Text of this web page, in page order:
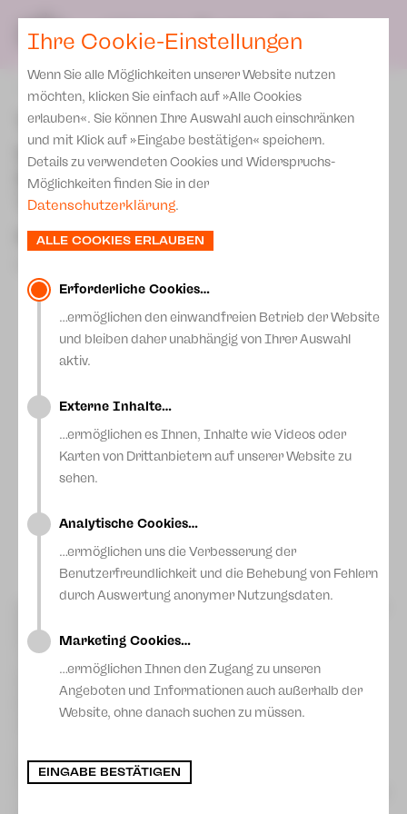
Ihre Cookie-Einstellungen
Wenn Sie alle Möglichkeiten unserer Website nutzen
möchten, klicken Sie einfach auf »Alle Cookies
erlauben«. Sie können Ihre Auswahl auch einschränken
und mit Klick auf »Eingabe bestätigen« speichern.
Details zu verwendeten Cookies und Widerspruchs-
Möglichkeiten finden Sie in der
Datenschutzerklärung.
ALLE COOKIES ERLAUBEN
Erforderliche Cookies…
…ermöglichen den einwandfreien Betrieb der Website
und bleiben daher unabhängig von Ihrer Auswahl
aktiv.
Externe Inhalte…
…ermöglichen es Ihnen, Inhalte wie Videos oder
Karten von Drittanbietern auf unserer Website zu
sehen.
Analytische Cookies…
…ermöglichen uns die Verbesserung der
Benutzerfreundlichkeit und die Behebung von Fehlern
durch Auswertung anonymer Nutzungsdaten.
Marketing Cookies…
…ermöglichen Ihnen den Zugang zu unseren
Angeboten und Informationen auch außerhalb der
Website, ohne danach suchen zu müssen.
EINGABE BESTÄTIGEN
Blog
SPIELPLAN DE
zurück
Theater Plauen-Zwickau
wird mit Preis des 13.
Sächsischen
Theatertreffens 2026
ausgezeichnet!
Große Freude am Theater Plauen-Zwickau: Beim diesjährigen
Sonntag in Görlitz mit dem Preis des 13. Sächsischen
Theatertreffens 2026 ausgezeichnet. Geehrt wurde die
Inszenierung „Richard III“ von William Shakespeare in der
Regie von Dirk Löschner, die Jury und Publikum
gleichermaßen begeisterte. Generalintendant Dirk Löschner
und Bühnen- und Kostümbildnerin Ella Späte nahmen den
entsandt wurden.
Die Jury würdigte die Produktion als „herausragende